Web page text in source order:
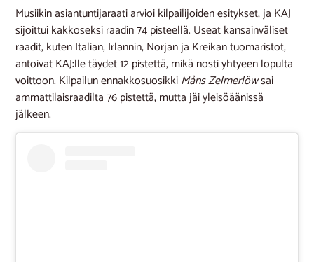
Musiikin asiantuntijaraati arvioi kilpailijoiden esitykset, ja KAJ
sijoittui kakkoseksi raadin 74 pisteellä. Useat kansainväliset
raadit, kuten Italian, Irlannin, Norjan ja Kreikan tuomaristot,
antoivat KAJ:lle täydet 12 pistettä, mikä nosti yhtyeen lopulta
voittoon. Kilpailun ennakkosuosikkiMåns Zelmerlöwsai
ammattilaisraadilta 76 pistettä, mutta jäi yleisöäänissä
jälkeen.